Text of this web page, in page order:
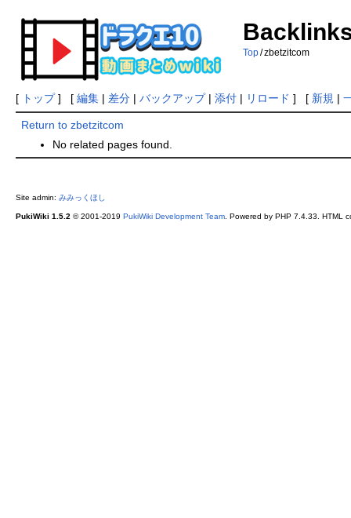
Top /zbetzitcom
[ トップ] [ 編集| 差分| バックアップ| 添付| リロード ] [ 新規 |
Return to zbetzitcom
No related pages found.
Site admin: みみっくほし
PukiWiki 1.5.2 © 2001-2019 PukiWiki Development Team. Powered by PHP 7.4.33. HTML